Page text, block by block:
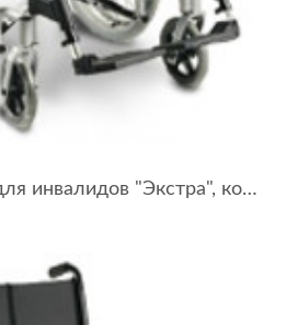
Кресло-коляска для инвалидов "Экстра", комнатная (ширина сидения 48-50 см)